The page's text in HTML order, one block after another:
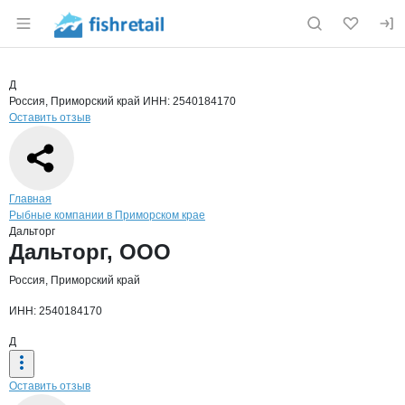
Раздел навигации по сайту fishretail.ru
Страница компании
Страница компании
Краткая информация о компании
Д
Россия, Приморский край ИНН: 2540184170
Оставить отзыв
Навигация по сайту
Главная
Рыбные компании в Приморском крае
Дальторг
Основная информация о компании
Дальторг, ООО
Россия, Приморский край
ИНН: 2540184170
Д
Оставить отзыв